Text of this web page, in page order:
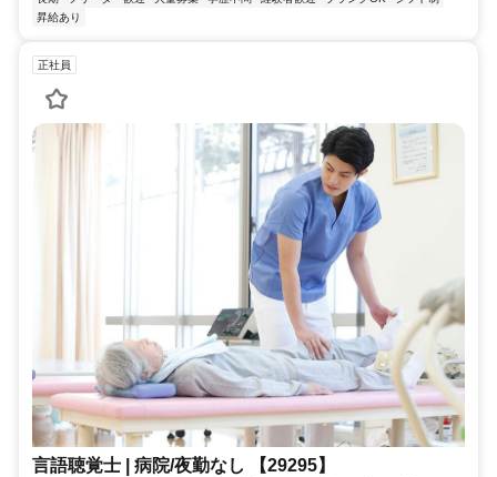
昇給あり
正社員
言語聴覚士 | 病院/夜勤なし 【29295】